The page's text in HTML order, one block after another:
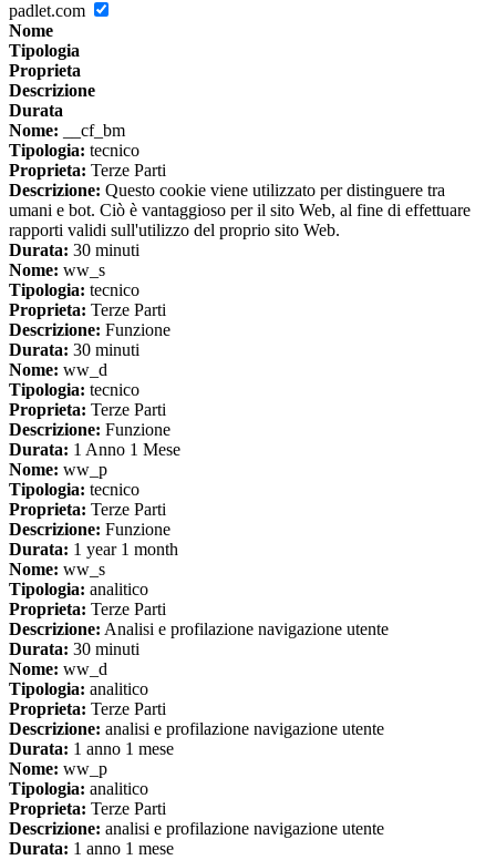
padlet.com
Nome
Tipologia
Proprieta
Descrizione
Durata
Nome: __cf_bm
Tipologia: tecnico
Proprieta: Terze Parti
Descrizione: Questo cookie viene utilizzato per distinguere tra
umani e bot. Ciò è vantaggioso per il sito Web, al fine di effettuare
rapporti validi sull'utilizzo del proprio sito Web.
Durata: 30 minuti
Nome: ww_s
Tipologia: tecnico
Proprieta: Terze Parti
Descrizione: Funzione
Durata: 30 minuti
Nome: ww_d
Tipologia: tecnico
Proprieta: Terze Parti
Descrizione: Funzione
Durata: 1 Anno 1 Mese
Nome: ww_p
Tipologia: tecnico
Proprieta: Terze Parti
Descrizione: Funzione
Durata: 1 year 1 month
Nome: ww_s
Tipologia: analitico
Proprieta: Terze Parti
Descrizione: Analisi e profilazione navigazione utente
Durata: 30 minuti
Nome: ww_d
Tipologia: analitico
Proprieta: Terze Parti
Descrizione: analisi e profilazione navigazione utente
Durata: 1 anno 1 mese
Nome: ww_p
Tipologia: analitico
Proprieta: Terze Parti
Descrizione: analisi e profilazione navigazione utente
Durata: 1 anno 1 mese